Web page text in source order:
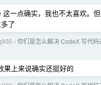
这一点确实，我也不太喜欢。
了
› 你们是怎么解决 CodeX 写代码
果上来说确实还挺好的